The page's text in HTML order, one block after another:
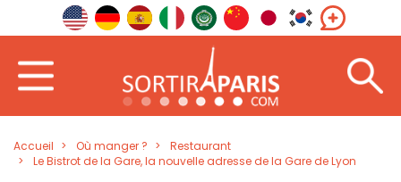
Accueil Où manger ?
Restaurant
Le Bistrot de la Gare, la nouvelle adresse de la Gare de Lyon